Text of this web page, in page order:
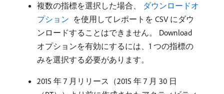
複数の指標を選択した場合、
​ ダウンロードオ
プション ​ を使用してレポートを CSV にダウ
ンロードすることはできません。 Download
オプションを有効にするには、1 つの指標の
みを選択する必要があります。
2015 年 7 月リリース（2015 年 7 月 30 日